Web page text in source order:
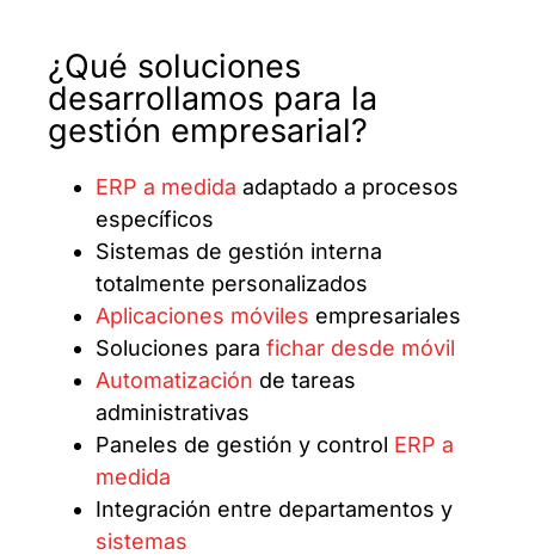
¿Qué soluciones
desarrollamos para la
gestión empresarial?
ERP a medida adaptado a procesos
específicos
Sistemas de gestión interna
totalmente personalizados
Aplicaciones móviles empresariales
Soluciones para fichar desde móvil
Automatización de tareas
administrativas
Paneles de gestión y control ERP a
medida
Integración entre departamentos y
sistemas